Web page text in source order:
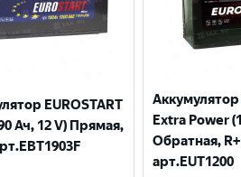
EUROSTART
Ач, 12 V) Прямая,
Аккумулятор
Extra Power
Обратная,
арт.EUT1200